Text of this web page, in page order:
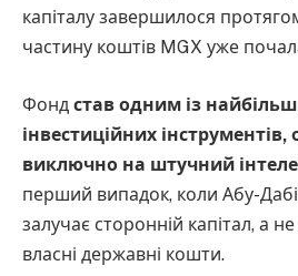
капіталу завершилося
частину коштів MGX уже
Фонд став одним із
інвестиційних інструментів,
виключно на штучний
перший випадок, коли Абу-
залучає сторонній капітал, а
власні державні кошти.